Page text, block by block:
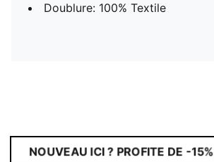
Doublure: 100% Textile
NOUVEAU ICI ? PROFITE DE -15%